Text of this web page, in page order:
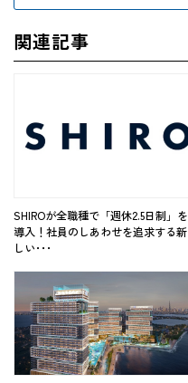
関連記事
SHIROが全職種で「週休2.5日制」を
導入！社員のしあわせを追求する新
しい･･･